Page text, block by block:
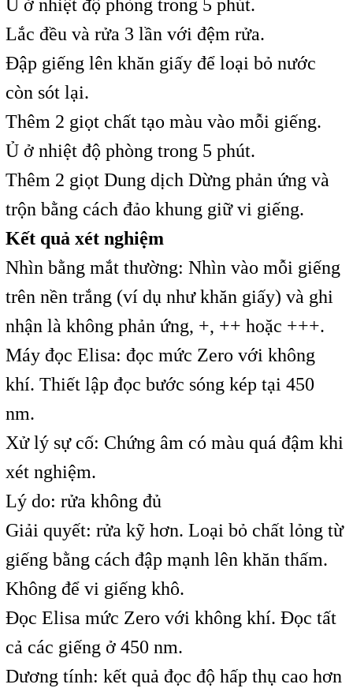
Ủ ở nhiệt độ phòng trong 5 phút.
Lắc đều và rửa 3 lần với đệm rửa.
Đập giếng lên khăn giấy để loại bỏ nước
còn sót lại.
Thêm 2 giọt chất tạo màu vào mỗi giếng.
Ủ ở nhiệt độ phòng trong 5 phút.
Thêm 2 giọt Dung dịch Dừng phản ứng và
trộn bằng cách đảo khung giữ vi giếng.
Kết quả xét nghiệm
Nhìn bằng mắt thường: Nhìn vào mỗi giếng
trên nền trắng (ví dụ như khăn giấy) và ghi
nhận là không phản ứng, +, ++ hoặc +++.
Máy đọc Elisa: đọc mức Zero với không
khí. Thiết lập đọc bước sóng kép tại 450
nm.
Xử lý sự cố: Chứng âm có màu quá đậm khi
xét nghiệm.
Lý do: rửa không đủ
Giải quyết: rửa kỹ hơn. Loại bỏ chất lỏng từ
giếng bằng cách đập mạnh lên khăn thấm.
Không để vi giếng khô.
Đọc Elisa mức Zero với không khí. Đọc tất
cả các giếng ở 450 nm.
Dương tính: kết quả đọc độ hấp thụ cao hơn